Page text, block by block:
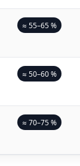
≈ 55–65 %
≈ 50–60 %
≈ 70–75 %